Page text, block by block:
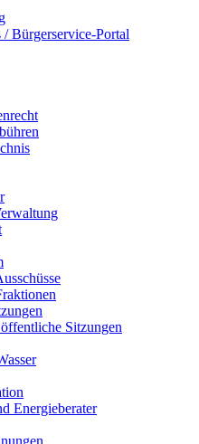
Bürgerservice-Portal
Sitzungen
Energieberater